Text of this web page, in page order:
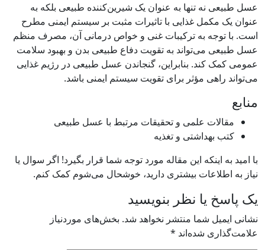
به عنوان یک شیرین‌کننده طبیعی بلکه به
با تاثیرات مثبت بر سیستم ایمنی مطرح
ترکیبات غنی و خواص درمانی آن، مصرف منظم
به تقویت دفاع طبیعی بدن و بهبود سلامت
گنجاندن عسل طبیعی در رژیم غذایی
برای تقویت سیستم ایمنی باشد.
و تحقیقات مرتبط با عسل طبیعی
و تغذیه
مقاله مورد توجه شما قرار بگیرد! اگر سوال یا
بیشتری دارید، خوشحال می‌شوم کمک کنم.
بنویسید
منتشر نخواهد شد. بخش‌های موردنیاز
*